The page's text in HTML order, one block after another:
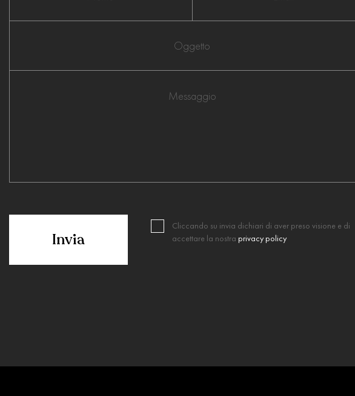
Cliccando su invia dichiari di aver preso visione e di
accettare la nostra privacy policy